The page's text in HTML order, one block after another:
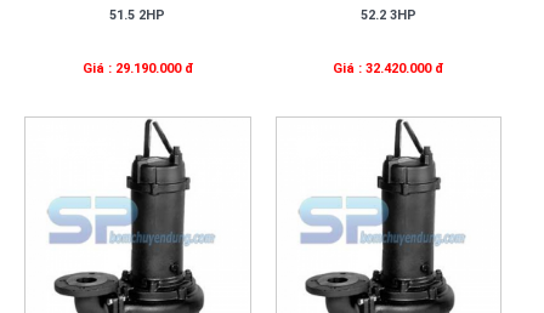
51.5 2HP
Giá : 29.190.000 đ
52.2 3HP
Giá : 32.420.000 đ